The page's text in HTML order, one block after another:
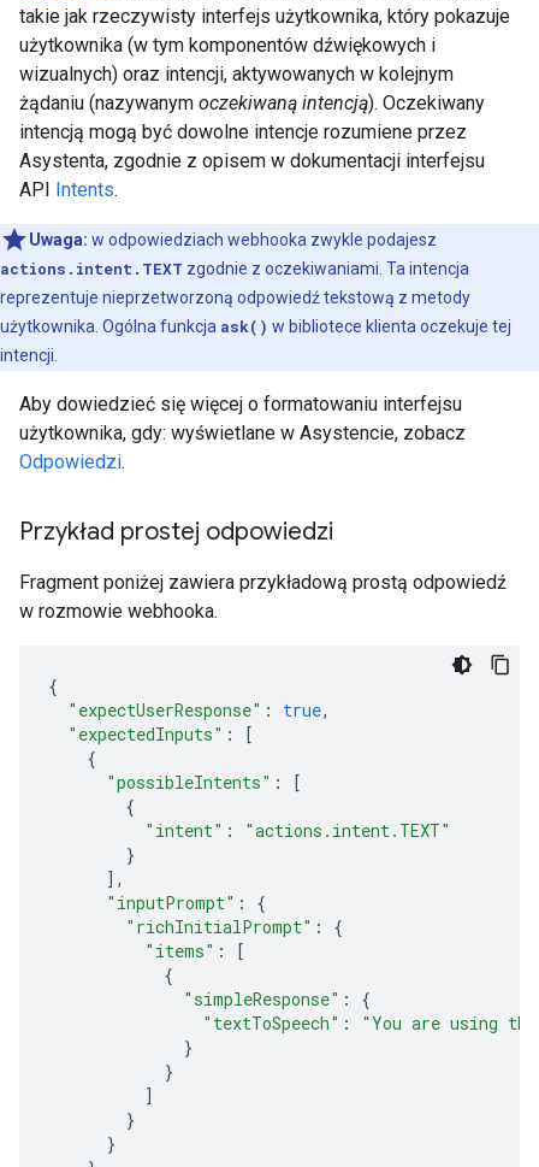
takie jak rzeczywisty interfejs użytkownika, który pokazuje
użytkownika (w tym komponentów dźwiękowych i
wizualnych) oraz intencji, aktywowanych w kolejnym
żądaniu (nazywanym oczekiwaną intencją). Oczekiwany
intencją mogą być dowolne intencje rozumiene przez
Asystenta, zgodnie z opisem w dokumentacji interfejsu
API Intents.
Uwaga: w odpowiedziach webhooka zwykle podajesz
actions.intent.TEXT zgodnie z oczekiwaniami. Ta intencja
reprezentuje nieprzetworzoną odpowiedź tekstową z metody
użytkownika. Ogólna funkcja ask() w bibliotece klienta oczekuje tej
intencji.
Aby dowiedzieć się więcej o formatowaniu interfejsu
użytkownika, gdy: wyświetlane w Asystencie, zobacz
Odpowiedzi.
Przykład prostej odpowiedzi
Fragment poniżej zawiera przykładową prostą odpowiedź
w rozmowie webhooka.
{
"expectUserResponse" : true,
"expectedInputs" :
[
{
"possibleIntents" :
[
{
"intent" :
"actions.intent.TEXT"
}
],
"inputPrompt" :
{
"richInitialPrompt" :
{
"items" :
[
{
"simpleResponse" :
{
"textToSpeech" :
"You are using
}
}
]
}
}